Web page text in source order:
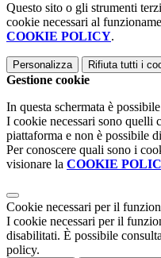
Questo sito o gli strumenti
cookie necessari al
COOKIE POLICY.
Personalizza Rifiuta tutti i
Gestione cookie
In questa schermata è
I cookie necessari sono quelli
piattaforma e non è possibile
Per conoscere quali sono i
visionare la COOKIE
Cookie necessari per il
I cookie necessari per il
disabilitati. È possibile
policy.